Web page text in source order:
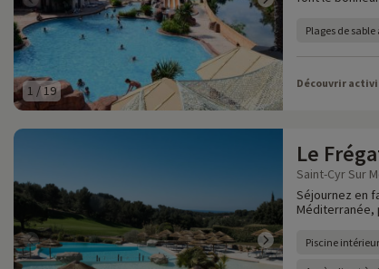
1 /19
Plages de sable
Découvrir
Le
Saint-Cyr Sur
Séjournez en
Méditerranée,
Piscine